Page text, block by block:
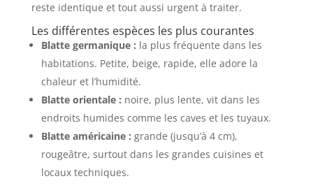
reste identique et tout aussi urgent à traiter.
Les différentes espèces les plus courantes
Blatte germanique : la plus fréquente dans les
habitations. Petite, beige, rapide, elle adore la
chaleur et l’humidité.
Blatte orientale : noire, plus lente, vit dans les
endroits humides comme les caves et les tuyaux.
Blatte américaine : grande (jusqu’à 4 cm),
rougeâtre, surtout dans les grandes cuisines et
locaux techniques.